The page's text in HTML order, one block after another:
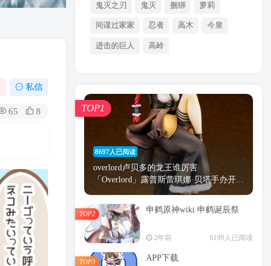
私信
65 8
鬼灭之刃 鬼灭 捆绑 萝莉
间谍过家家 忍者 高木 今泉
进击的巨人 高岭
8697人已阅读
overlord卢贝多的龙王谁厉害
「Overlord」露普斯蕾琪娜·贝塔手办开...
TOP1
申鹤原神wiki 申鹤诞辰祭
2年前 6199人已阅读
TOP2
APP下载
TOP3
时间 秘密 手机 海贼王
鬼灭 捆绑 萝莉
间谍过家家 忍者 高木
进击的巨人 高岭
TOP1